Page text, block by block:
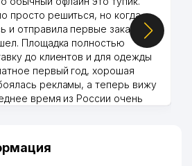
просто решиться, но когда
и отправила первые заказы,
Площадка полностью
до клиентов и для одежды
первый год, хорошая
рекламы, а теперь вижу
время из России очень